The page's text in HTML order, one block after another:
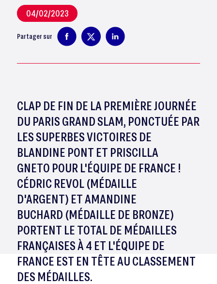
04/02/2023
Partager sur
CLAP DE FIN DE LA PREMIÈRE JOURNÉE
DU PARIS GRAND SLAM, PONCTUÉE PAR
LES SUPERBES VICTOIRES DE
BLANDINE PONT ET PRISCILLA
GNETO POUR L'ÉQUIPE DE FRANCE !
CÉDRIC REVOL (MÉDAILLE
D'ARGENT) ET AMANDINE
BUCHARD (MÉDAILLE DE BRONZE)
PORTENT LE TOTAL DE MÉDAILLES
FRANÇAISES À 4 ET L'ÉQUIPE DE
FRANCE EST EN TÊTE AU CLASSEMENT
DES MÉDAILLES.